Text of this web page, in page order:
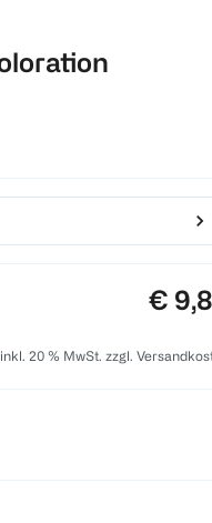
€
20 % MwSt. zzgl.